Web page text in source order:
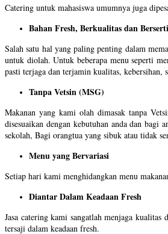
Catering untuk mahasiswa umumnya juga
Bahan Fresh, Berkualitas dan
Salah satu hal yang paling penting dalam
untuk diolah. Untuk beberapa menu seperti
pasti terjaga dan terjamin kualitas, kebersihan,
Tanpa Vetsin (MSG)
Makanan yang kami olah dimasak tanpa
disesuaikan dengan kebutuhan anda dan
sekolah, Bagi orangtua yang sibuk atau tidak
Menu yang Bervariasi
Setiap hari kami menghidangkan menu
Diantar Dalam Keadaan Fresh
Jasa catering kami sangatlah menjaga
tersaji dalam keadaan fresh.